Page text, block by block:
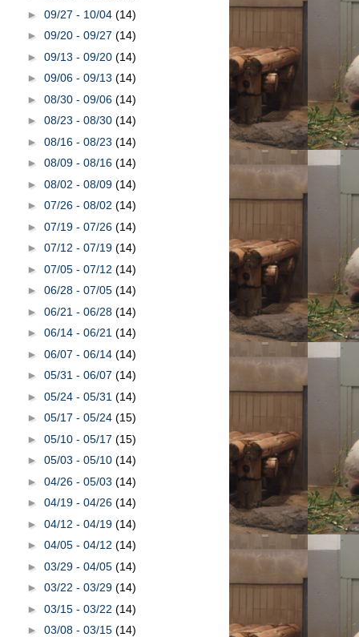
► 09/27 - 10/04 (14)
► 09/20 - 09/27 (14)
► 09/13 - 09/20 (14)
► 09/06 - 09/13 (14)
► 08/30 - 09/06 (14)
► 08/23 - 08/30 (14)
► 08/16 - 08/23 (14)
► 08/09 - 08/16 (14)
► 08/02 - 08/09 (14)
► 07/26 - 08/02 (14)
► 07/19 - 07/26 (14)
► 07/12 - 07/19 (14)
► 07/05 - 07/12 (14)
► 06/28 - 07/05 (14)
► 06/21 - 06/28 (14)
► 06/14 - 06/21 (14)
► 06/07 - 06/14 (14)
► 05/31 - 06/07 (14)
► 05/24 - 05/31 (14)
► 05/17 - 05/24 (15)
► 05/10 - 05/17 (15)
► 05/03 - 05/10 (14)
► 04/26 - 05/03 (14)
► 04/19 - 04/26 (14)
► 04/12 - 04/19 (14)
► 04/05 - 04/12 (14)
► 03/29 - 04/05 (14)
► 03/22 - 03/29 (14)
► 03/15 - 03/22 (14)
► 03/08 - 03/15 (14)